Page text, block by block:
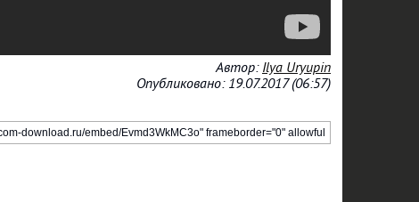
Автор: Ilya Uryupin
Опубликовано: 19.07.2017 (06:57)